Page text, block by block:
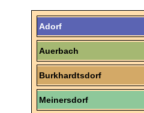
Adorf
Auerbach
Burkhardtsdorf
Meinersdorf